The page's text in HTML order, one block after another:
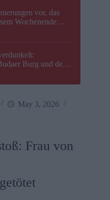
vor, das
Wochenende
Burg und der
May 3, 2026
Frau von